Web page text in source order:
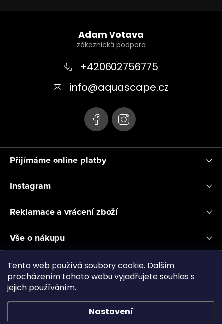
Tento web používá soubory cookie. Dalším
procházením tohoto webu vyjadřujete souhlas s
jejich používáním.
Nastavení
Přijímáme online platby
Adam Votava
+420602756775
info@aquascape.cz
Instagram
Reklamace a vrácení zboží
Vše o nákupu
Informace pro Vás
Realizace a servis akvárií ↗